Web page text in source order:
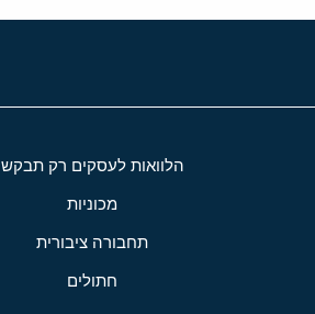
הלוואות לעסקים רק תבקש
מכוניות
תחבורה ציבורית
חתולים